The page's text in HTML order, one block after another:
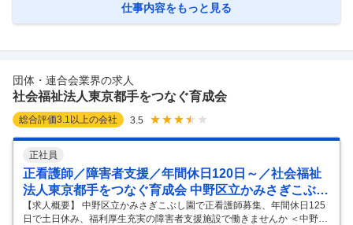
仕事内容をもっと見る
団体・連合会業界の求人
社会福祉法人東京都手をつなぐ育成会
総合評価3.1 以上の会社 3.5
正社員
正看護師／障害者支援／年間休日120日～／社会福祉
法人東京都手をつなぐ育成会 中野区立かみさぎこぶし
園
【求人概要】 中野区立かみさぎこぶし園で正看護師募集、年間休日125
日で土日休み、福利厚生充実の障害者支援施設で働きませんか ＜中野区/